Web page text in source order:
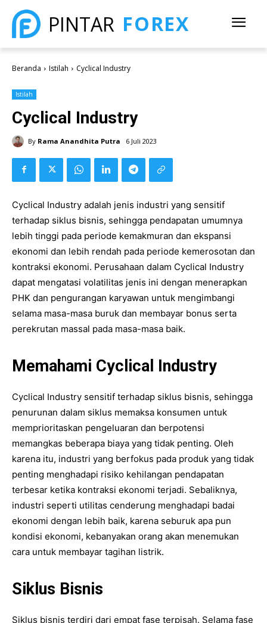
PINTAR FOREX
Beranda Istilah Cyclical Industry
Istilah
Cyclical Industry
By Rama Anandhita Putra 6 Juli 2023
Cyclical Industry adalah jenis industri yang sensitif
terhadap siklus bisnis, sehingga pendapatan umumnya
lebih tinggi pada periode kemakmuran dan ekspansi
ekonomi dan lebih rendah pada periode kemerosotan dan
kontraksi ekonomi. Perusahaan dalam Cyclical Industry
dapat mengatasi volatilitas jenis ini dengan menerapkan
PHK dan pengurangan karyawan untuk mengimbangi
selama masa-masa buruk dan membayar bonus serta
perekrutan massal pada masa-masa baik.
Memahami Cyclical Industry
Cyclical Industry sensitif terhadap siklus bisnis, sehingga
penurunan dalam siklus memaksa konsumen untuk
memprioritaskan pengeluaran dan berpotensi
memangkas beberapa biaya yang tidak penting. Oleh
karena itu, industri yang berfokus pada produk yang tidak
penting menghadapi risiko kehilangan pendapatan
terbesar ketika kontraksi ekonomi terjadi. Sebaliknya,
industri seperti utilitas cenderung menghadapi badai
ekonomi dengan lebih baik, karena seburuk apa pun
kondisi ekonomi, kebanyakan orang akan menemukan
cara untuk membayar tagihan listrik.
Siklus Bisnis
Siklus bisnis terdiri dari empat fase terpisah. Selama fase